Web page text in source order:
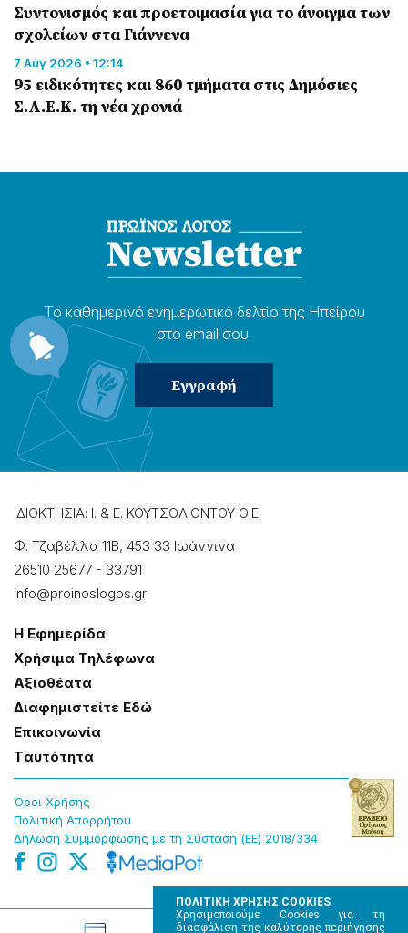
ΠΟΛΙΤΙΚΗ ΧΡΗΣΗΣ COOKIES
Χρησιμοποιούμε Cookies για τη
διασφάλιση της καλύτερης περιήγησης
Συντονισμός και προετοιμασία για το άνοιγμα των
σχολείων στα Γιάννενα
7 Αύγ 2026 • 12:14
95 ειδικότητες και 860 τμήματα στις Δημόσιες
Σ.Α.Ε.Κ. τη νέα χρονιά
Το καθημερɩνό ενημερωτɩκό δελτίο της Ηπείρου
στο email σου.
ΙΔΙΟΚΤΗΣΙΑ: Ι. & Ε. ΚΟΥΤΣΟΛΙΟΝΤΟΥ Ο.Ε.
Φ. Τζαβέλλα 11Β, 453 33 Ιωάννɩνα
26510 25677 - 33791
info@proinoslogos.gr
Η Εφημερίδα
Χρήσɩμα Τηλέφωνα
Αξɩοθέατα
Δɩαφημɩστείτε Εδώ
Επɩκοɩνωνία
Tαυτότητα
Όροɩ Χρήσης
Πολɩτɩκή Απορρήτου
Δήλωση Συμμόρφωσης με τη Σύσταση (ΕΕ) 2018/334